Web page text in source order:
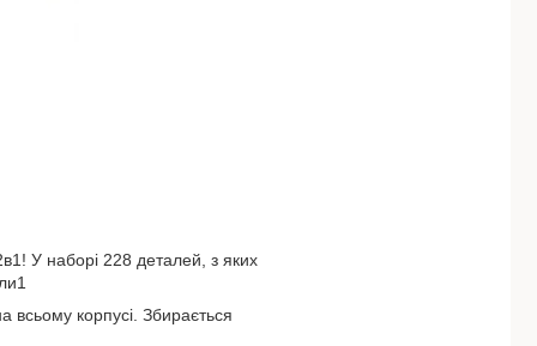
У наборі 228 деталей, з яких
всьому корпусі. Збирається